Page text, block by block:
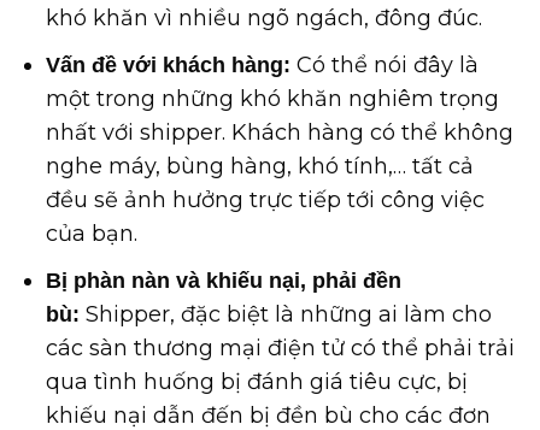
khó khăn vì nhiều ngõ ngách, đông đúc.
Vấn đề với khách hàng: Có thể nói đây là
một trong những khó khăn nghiêm trọng
nhất với shipper. Khách hàng có thể không
nghe máy, bùng hàng, khó tính,… tất cả
đều sẽ ảnh hưởng trực tiếp tới công việc
của bạn.
Bị phàn nàn và khiếu nại, phải đền
bù: Shipper, đặc biệt là những ai làm cho
các sàn thương mại điện tử có thể phải trải
qua tình huống bị đánh giá tiêu cực, bị
khiếu nại dẫn đến bị đền bù cho các đơn